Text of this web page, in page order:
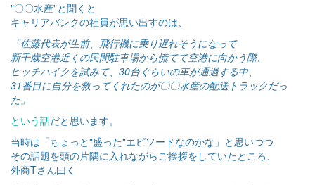
"〇〇水産"と聞くと
キャリアバンクの社員が思い出すのは、
「佐藤代表が生前、飛行機に乗り遅れそうになって
新千歳空港近くの民間駐車場から慌てて空港に向かう際、
ヒッチハイクを試みて、30台ぐらいの車が通過する中、
31番目に自分を救ってくれたのが〇〇水産の配送トラックだっ
た」
という話だと思います。
当時は「ちょっと"盛った"エピソードなのかな」と思いつつ
その話題を頭の片隅に入れながらご挨拶をしていたところ、
外商Tさん曰く